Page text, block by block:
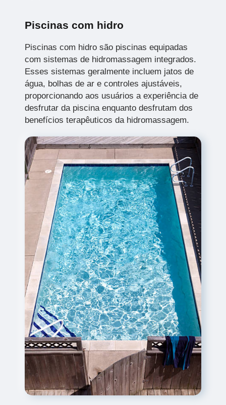
Piscinas com hidro
Piscinas com hidro são piscinas equipadas
com sistemas de hidromassagem integrados.
Esses sistemas geralmente incluem jatos de
água, bolhas de ar e controles ajustáveis,
proporcionando aos usuários a experiência de
desfrutar da piscina enquanto desfrutam dos
benefícios terapêuticos da hidromassagem.